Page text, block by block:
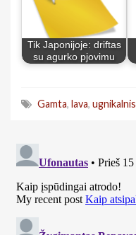
Tik Japonijoje: driftas
su agurko pjovimu
Gamta, lava, ugnikalnis